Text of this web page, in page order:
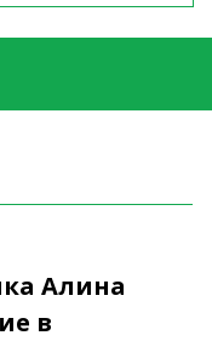
Алина
в